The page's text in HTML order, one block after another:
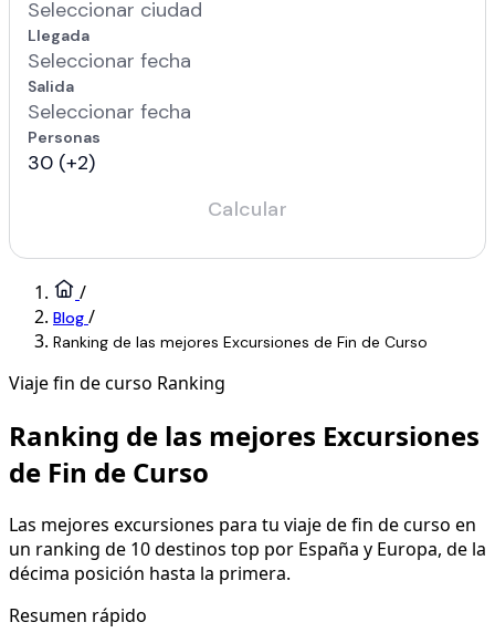
/
Blog /
Ranking de las mejores Excursiones de Fin de Curso
Viaje fin de curso Ranking
Ranking de las mejores Excursiones
de Fin de Curso
Las mejores excursiones para tu viaje de fin de curso en
un ranking de 10 destinos top por España y Europa, de la
décima posición hasta la primera.
Resumen rápido